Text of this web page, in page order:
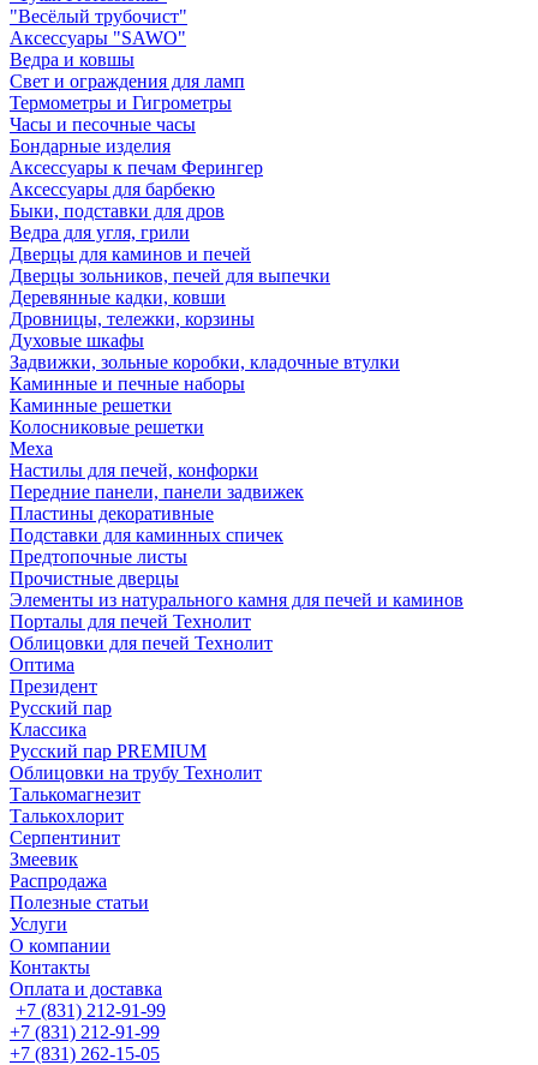
"Весёлый трубочист"
Аксессуары "SAWO"
Ведра и ковшы
Свет и ограждения для ламп
Термометры и Гигрометры
Часы и песочные часы
Бондарные изделия
Аксессуары к печам Ферингер
Аксессуары для барбекю
Быки, подставки для дров
Ведра для угля, грили
Дверцы для каминов и печей
Дверцы зольников, печей для выпечки
Деревянные кадки, ковши
Дровницы, тележки, корзины
Духовые шкафы
Задвижки, зольные коробки, кладочные втулки
Каминные и печные наборы
Каминные решетки
Колосниковые решетки
Меха
Настилы для печей, конфорки
Передние панели, панели задвижек
Пластины декоративные
Подставки для каминных спичек
Предтопочные листы
Прочистные дверцы
Элементы из натурального камня для печей и каминов
Порталы для печей Технолит
Облицовки для печей Технолит
Оптима
Президент
Русский пар
Классика
Русский пар PREMIUM
Облицовки на трубу Технолит
Талькомагнезит
Талькохлорит
Серпентинит
Змеевик
Распродажа
Полезные статьи
Услуги
О компании
Контакты
Оплата и доставка
+7 (831) 212-91-99
+7 (831) 212-91-99
+7 (831) 262-15-05